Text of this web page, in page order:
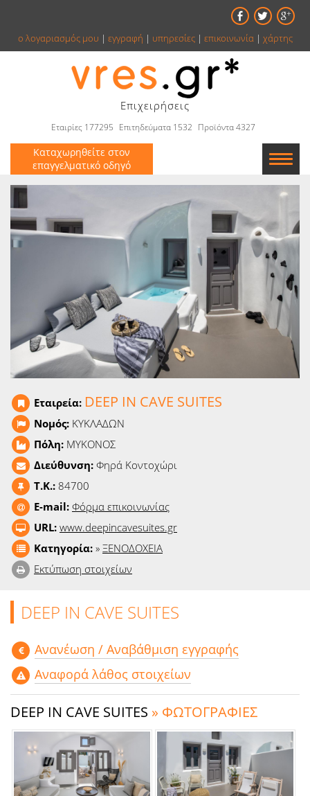
ο λογαριασμός μου | εγγραφή | υπηρεσίες| επικοινωνία| χάρτης
Επιχειρήσεις
Εταιρίες 177295 Επιτηδεύματα 1532 Προϊόντα 4327
Καταχωρηθείτε στον
επαγγελματικό οδηγό
Εταιρείες
Κατάλογος
Βιβλία
Ειδήσεις
Παιχνίδια
Ταινίες
Εταιρεία: DEEP IN CAVE SUITES
Νομός: ΚΥΚΛΑΔΩΝ
Πόλη: ΜΥΚΟΝΟΣ
Διεύθυνση: Φηρά Κοντοχώρι
T.K.: 84700
E-mail: Φόρμα επικοινωνίας
URL: www.deepincavesuites.gr
Κατηγορία: » ΞΕΝΟΔΟΧΕΙΑ
Εκτύπωση στοιχείων
DEEP IN CAVE SUITES
Aνανέωση / Αναβάθμιση εγγραφής
Αναφορά λάθος στοιχείων
DEEP IN CAVE SUITES » ΦΩΤΟΓΡΑΦΙΕΣ